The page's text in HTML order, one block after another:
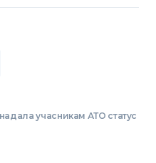
учасникам АТО статус